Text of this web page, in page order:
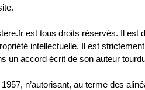
est tous droits réservés. Il est
intellectuelle. Il est
un accord écrit de son auteur
n’autorisant, au terme des